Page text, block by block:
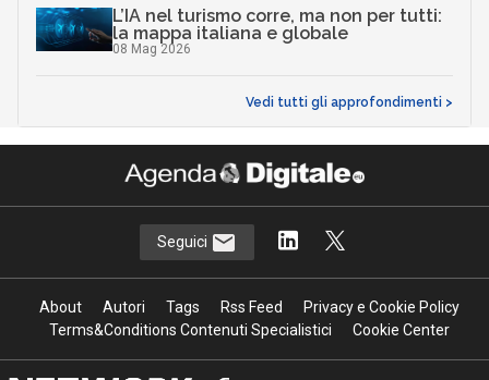
L’IA nel turismo corre, ma non per tutti:
la mappa italiana e globale
08 Mag 2026
Vedi tutti gli approfondimenti >
Seguici
About Autori Tags Rss Feed
Privacy e Cookie Policy
Terms&Conditions Contenuti Specialistici
Cookie Center